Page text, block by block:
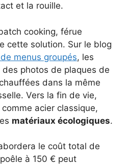
et la rouille.
cooking, férue
cette solution. Sur le blog
menus groupés, les
des photos de plaques de
dans la même
Vers la fin de vie,
comme acier classique,
matériaux écologiques.
le coût total de
à 150 € peut